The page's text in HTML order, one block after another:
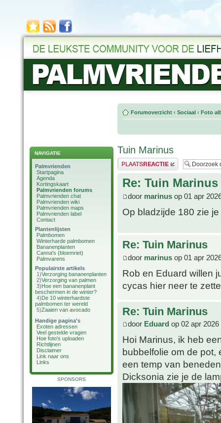
NAVIGATIE
Palmvrienden
Startpagina
Agenda
Kortingskaart
Palmvrienden forums
Palmvrienden chat
Palmvrienden wiki
Palmvrienden maps
Palmvrienden label
Contact
Plantenlijsten
Palmbomen
Winterharde palmbomen
Bananenplanten
Canna's (bloemriet)
Palmvarens
Populairste artikels
1)Verzorging bananenplanten
2)Verzorging van palmen
3)Hoe een bananenplant
beschermen in de winter?
4)De 10 winterhardste
palmbomen ter wereld
5)Zaaien van avocado
Handige pagina's
Exoten adressen
Veel gestelde vragen
Hoe foto's uploaden
Richtlijnen
Disclaimer
Link naar ons
Links
SPONSORS
Forumoverzicht ‹ Sociaal ‹ Foto
Tuin Marinus
Plaats een reactie
Re: Tuin Marinus
door marinus op 01 apr
Op bladzijde 180 zie
Re: Tuin Marinus
door marinus op 01 apr
Rob en Eduard willen
cycas hier neer te
Re: Tuin Marinus
door Eduard op 02 apr 2026
Hoi Marinus, ik heb
bubbelfolie om de pot,
een temp van
Dicksonia zie je de